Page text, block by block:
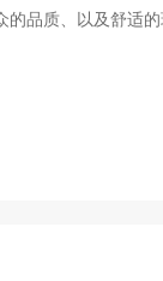
质、以及舒适的环